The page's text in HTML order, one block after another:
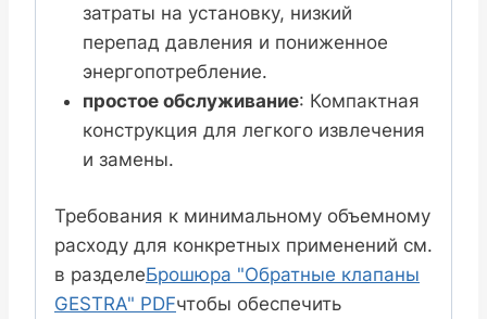
затраты на установку, низкий
перепад давления и пониженное
энергопотребление.
простое обслуживание: Компактная
конструкция для легкого извлечения
и замены.
Требования к минимальному объемному
расходу для конкретных применений см.
в разделеБрошюра "Обратные клапаны
GESTRA" PDFчтобы обеспечить